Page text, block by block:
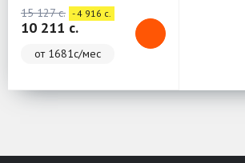
15 127 c. - 4 916 c.
10 211 c.
от 1681с/мес